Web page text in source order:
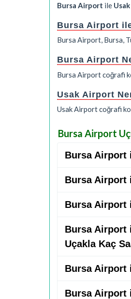
Bursa Airport ile
Bursa Airport
Bursa Airport, Bursa,
Bursa Airport
Bursa Airport coğrafi
Usak Airport
Usak Airport coğrafi
Bursa Airport
Bursa Airport
Bursa Airport
Bursa Airport
Bursa Airport
Uçakla Kaç
Bursa Airport
Bursa Airport